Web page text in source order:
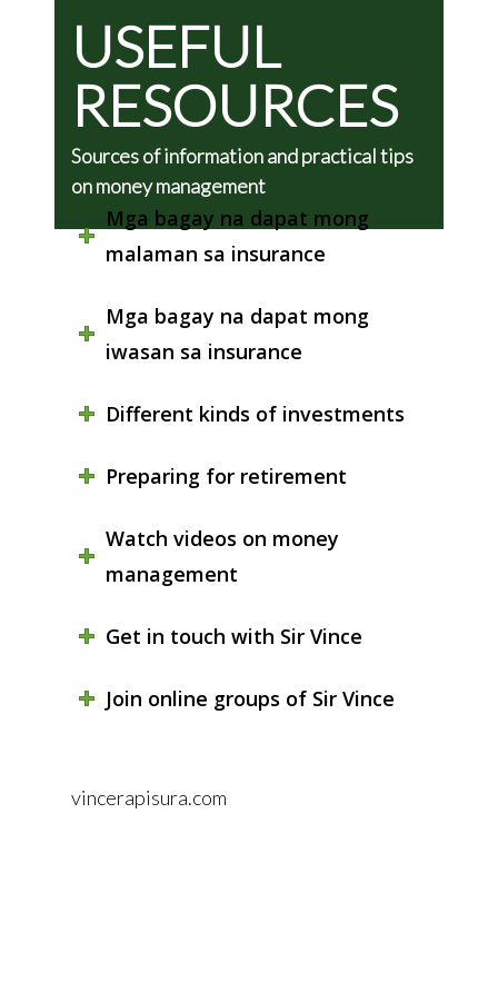
USEFUL
RESOURCES
Sources of information and practical tips
on money management
Mga bagay na dapat mong
malaman sa insurance
Mga bagay na dapat mong
iwasan sa insurance
Different kinds of investments
Preparing for retirement
Watch videos on money
management
Get in touch with Sir Vince
Join online groups of Sir Vince
vincerapisura.com